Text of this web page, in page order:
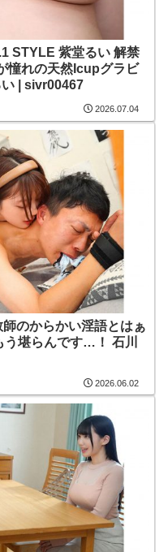
STYLE 紫堂るい 解禁
憧れの天然Icupグラビ
| sivr00467
2026.07.04
のからかい淫語とはぁ
う堪らんです…！ 石川
2026.06.02